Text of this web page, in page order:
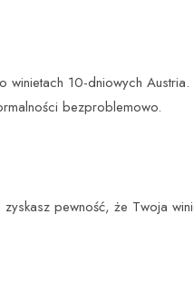
10-dniowych
bezproblemowo.
pewność, że Twoja